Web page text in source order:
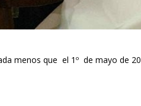
menos que el 1º de mayo de